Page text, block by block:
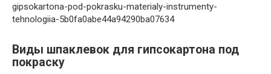
gipsokartona-pod-pokrasku-materialy-instrumenty-
tehnologiia-5b0fa0abe44a94290ba07634
Виды шпаклевок для гипсокартона под
покраску